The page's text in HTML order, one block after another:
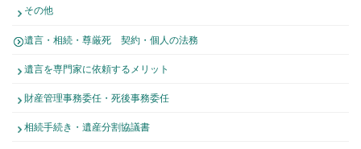
その他
遺言・相続・尊厳死 契約・個人の法務
遺言を専門家に依頼するメリット
財産管理事務委任・死後事務委任
相続手続き・遺産分割協議書